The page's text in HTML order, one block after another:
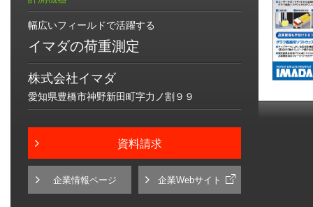
幅広いフィールドで活躍する
イマダの荷重測定
株式会社イマダ
愛知県豊橋市神野新田町字力ノ割９９
資料請求
企業情報ページ 企業Webサイト